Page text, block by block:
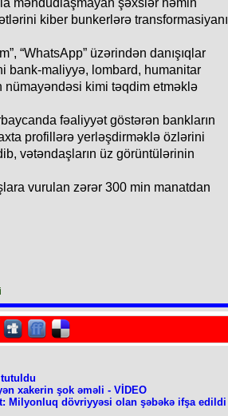
məhdudlaşmayan şəxslər həmin
kiber bunkerlərə transformasiyanı
“WhatsApp” üzərindən danışıqlar
bank-maliyyə, lombard, humanitar
nümayəndəsi kimi təqdim etməklə
fəaliyyət göstərən bankların
profillərə yerləşdirməklə özlərini
vətəndaşların üz görüntülərinin
vurulan zərər 300 min manatdan
tutuldu
xakerin şok əməli - VİDEO
Milyonluq dövriyyəsi olan şəbəkə ifşa edildi